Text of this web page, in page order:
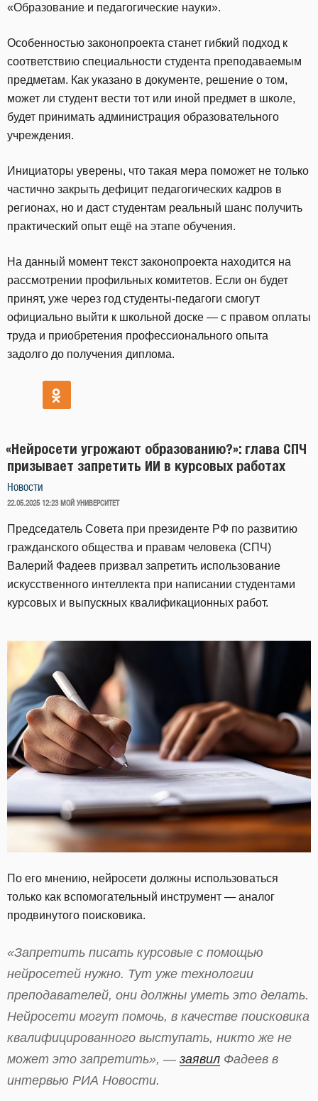
«Образование и педагогические науки».
Особенностью законопроекта станет гибкий подход к
соответствию специальности студента преподаваемым
предметам. Как указано в документе, решение о том,
может ли студент вести тот или иной предмет в школе,
будет принимать администрация образовательного
учреждения.
Инициаторы уверены, что такая мера поможет не только
частично закрыть дефицит педагогических кадров в
регионах, но и даст студентам реальный шанс получить
практический опыт ещё на этапе обучения.
На данный момент текст законопроекта находится на
рассмотрении профильных комитетов. Если он будет
принят, уже через год студенты-педагоги смогут
официально выйти к школьной доске — с правом оплаты
труда и приобретения профессионального опыта
задолго до получения диплома.
«Нейросети угрожают образованию?»: глава СПЧ
призывает запретить ИИ в курсовых работах
Новости
ОПУБЛИКОВАНО
22.05.2025 12:23 МОЙ УНИВЕРСИТЕТ
Председатель Совета при президенте РФ по развитию
гражданского общества и правам человека (СПЧ)
Валерий Фадеев призвал запретить использование
искусственного интеллекта при написании студентами
курсовых и выпускных квалификационных работ.
По его мнению, нейросети должны использоваться
только как вспомогательный инструмент — аналог
продвинутого поисковика.
«Запретить писать курсовые с помощью
нейросетей нужно. Тут уже технологии
преподавателей, они должны уметь это делать.
Нейросети могут помочь, в качестве поисковика
квалифицированного выступать, никто же не
может это запретить», — заявил Фадеев в
интервью РИА Новости.